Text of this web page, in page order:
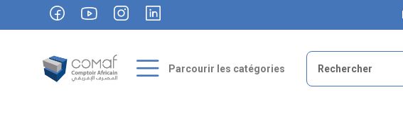
Parcourir les catégories